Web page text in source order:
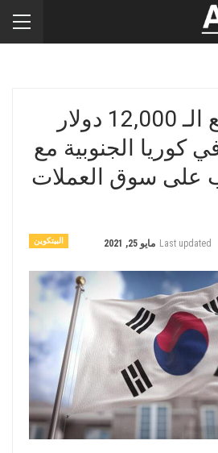
البيتكوين تضع الـ 12,000 دولار
كوريا الجنوبية مع
على سوق العملات
البيتكوين Last updated مايو 25, 2021